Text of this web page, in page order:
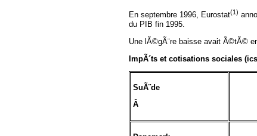
En septembre 1996, Eurostat(1)
du PIB fin 1995.
Une lÃ©gÃ¨re baisse avait Ã©tÃ©
ImpÃ´ts et cotisations sociales
SuÃ¨de
Â